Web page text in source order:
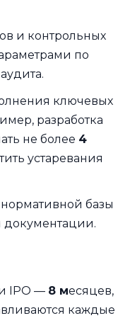
и контрольных
по
ключевых
разработка
не более 4
устаревания
базы
документации.
IPO — 8 месяцев,
каждые